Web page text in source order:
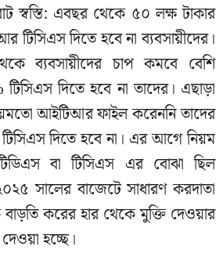
স্বস্তি: এবছর থেকে ৫০ লক্ষ টাকার
টিসিএস দিতে হবে না ব্যবসায়ীদের।
ব্যবসায়ীদের চাপ কমবে বেশি
দিতে হবে না তাদের। এছাড়া
আইটিআর ফাইল করেননি তাদের
দিতে হবে না। এর আগে নিয়ম
বা টিসিএস এর বোঝা ছিল
সালের বাজেটে সাধারণ করদাতা
করের হার থেকে মুক্তি দেওয়ার
হচ্ছে।